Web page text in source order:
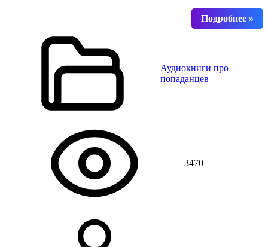
Аудиокниги про
попаданцев
3470